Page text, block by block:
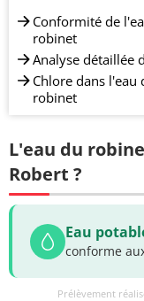
Conformité de
robinet
Analyse détaillée
Chlore dans l'eau
robinet
L'eau du
Robert ?
Eau
conforme
Prélèvement